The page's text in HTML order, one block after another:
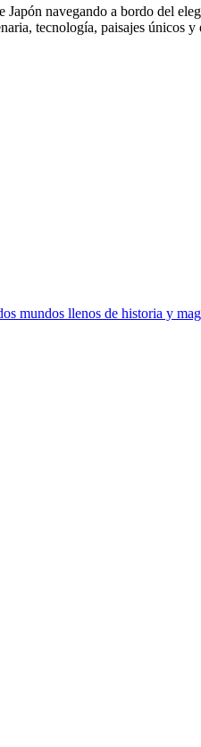
navegando a bordo del
tecnología, paisajes únicos
mundos llenos de historia y